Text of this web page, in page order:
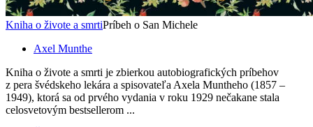
Kniha o živote a smrtiPríbeh o San Michele
Axel Munthe
Kniha o živote a smrti je zbierkou autobiografických príbehov
z pera švédskeho lekára a spisovateľa Axela Muntheho (1857 –
1949), ktorá sa od prvého vydania v roku 1929 nečakane stala
celosvetovým bestsellerom ...